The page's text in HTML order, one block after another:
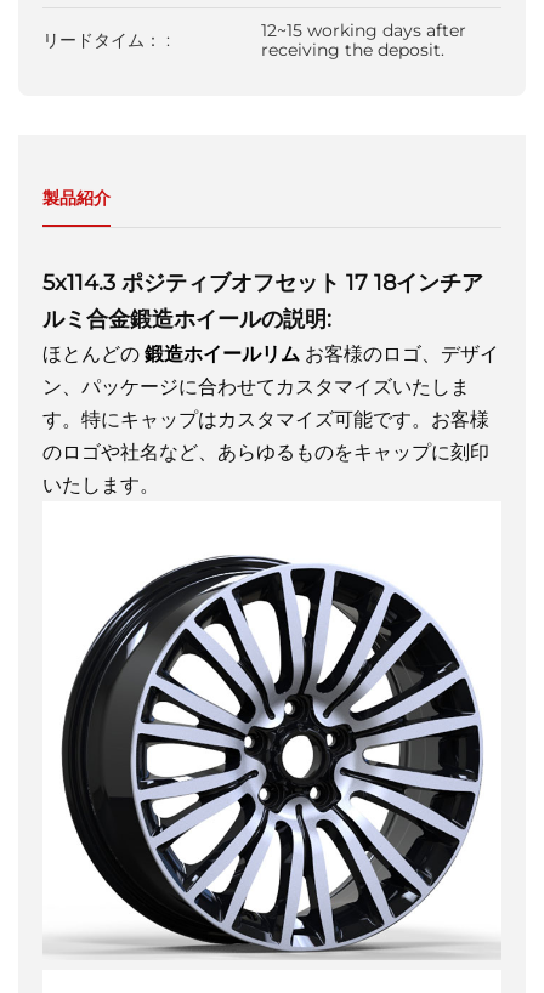
リードタイム： :
12~15 working days after
receiving the deposit.
製品紹介
5x114.3 ポジティブオフセット 17 18インチア
ルミ合金鍛造ホイールの説明:
ほとんどの 鍛造ホイールリム お客様のロゴ、デザイ
ン、パッケージに合わせてカスタマイズいたしま
す。特にキャップはカスタマイズ可能です。お客様
のロゴや社名など、あらゆるものをキャップに刻印
いたします。